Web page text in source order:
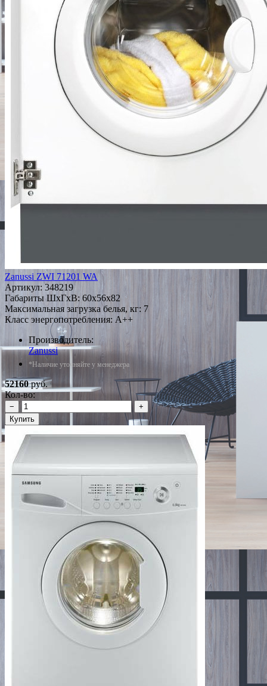
Zanussi ZWI 71201 WA
Артикул: 348219
Габариты ШxГxВ: 60x56x82
Максимальная загрузка белья, кг: 7
Класс энергопотребления: A++
Производитель:
Zanussi
*Наличие уточняйте у менеджера
52160руб.
Кол-во:
−
+
Купить